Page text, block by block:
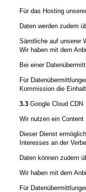
Für das Hosting
Daten werden zudem
Sämtliche auf unserer
Wir haben mit dem
Bei einer
Für
Kommission die
3.3 Google Cloud CDN
Wir nutzen ein
Dieser Dienst
Interesses an der
Daten können zudem
Wir haben mit dem
Für